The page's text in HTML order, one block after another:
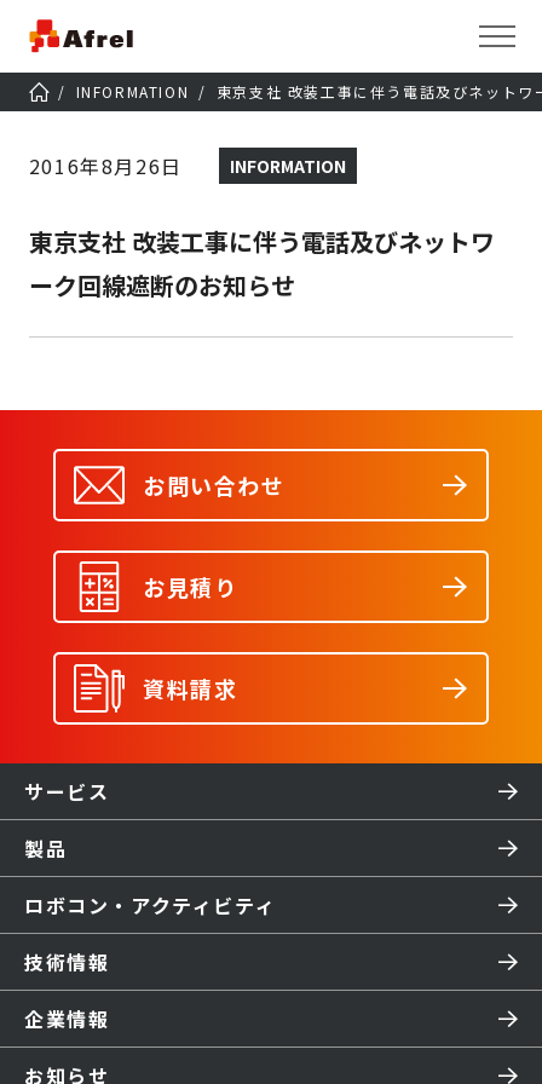
INFORMATION 東京支社 改装工事に伴う電話及びネット
2016年8月26日 INFORMATION
東京支社 改装工事に伴う電話及びネットワ
ーク回線遮断のお知らせ
お問い合わせ
お見積り
資料請求
サービス
製品
ロボコン・アクティビティ
技術情報
企業情報
お知らせ